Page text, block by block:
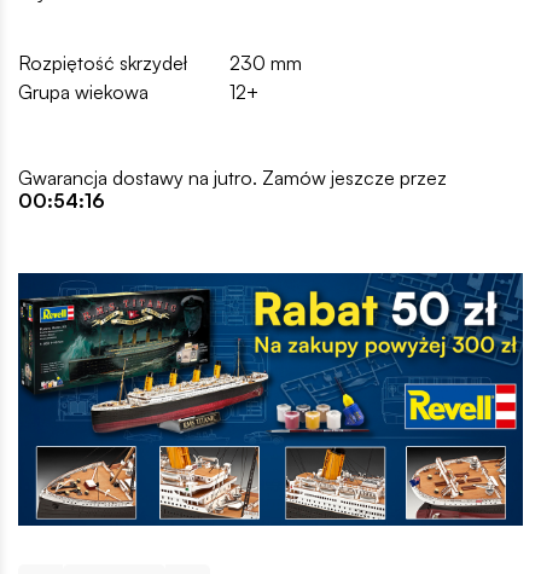
Rozpiętość skrzydeł
230 mm
Grupa wiekowa
12+
Gwarancja dostawy na jutro. Zamów jeszcze przez
00:54:15